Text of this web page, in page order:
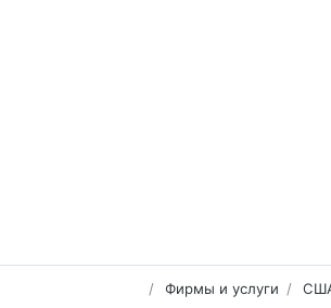
Фирмы и услуги